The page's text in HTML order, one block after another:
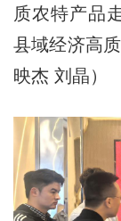
质农特产品
县域经济高
映杰 刘晶）